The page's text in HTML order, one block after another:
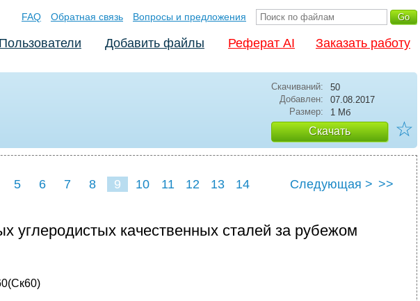
FAQ Обратная связь Вопросы и предложения
Пользователи Добавить файлы Реферат AI Заказать работу
Скачиваний:
50
Добавлен:
07.08.2017
Размер:
1 Мб
Скачать ☆
5 6 7 8 9 10 11 12 13 14 Следующая > >>
углеродистых качественных сталей за рубежом